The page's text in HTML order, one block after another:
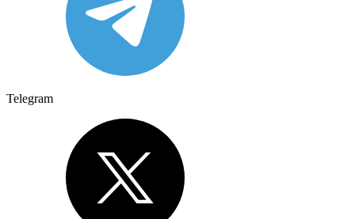
Telegram